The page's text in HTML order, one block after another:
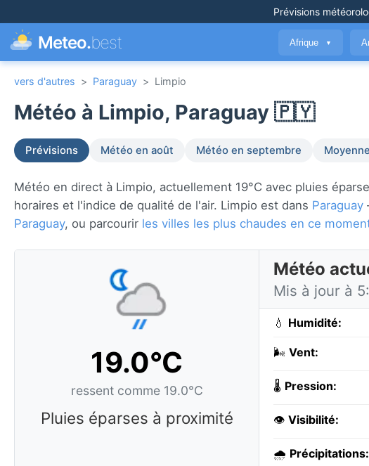
Prévisions
Meteo.best Afrique ▼
vers d'autres > Paraguay > Limpio
Météo à Limpio, Paraguay 🇵🇾
Prévisions Météo en août Météo en septembre
Météo en direct à Limpio, actuellement 19°C avec pluies
horaires et l'indice de qualité de l'air. Limpio est dans Paraguay
Paraguay, ou parcourir les villes les plus chaudes en ce
19.0°C
ressent comme 19.0°C
Pluies éparses à proximité
Météo
Mis à jour à
💧 Humidité:
🌬️ Vent:
🌡️ Pression:
👁️ Visibilité:
🌧️ Précipitations: